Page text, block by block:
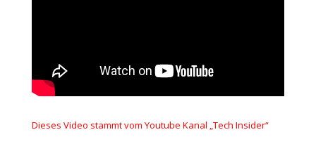
Dieses Video stammt vom Youtube Kanal „Tech Insider“